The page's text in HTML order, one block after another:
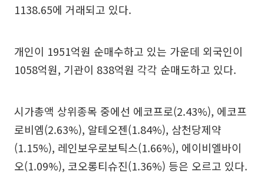
1138.65에 거래되고 있다.
개인이 1951억원 순매수하고 있는 가운데 외국인이
1058억원, 기관이 838억원 각각 순매도하고 있다.
시가총액 상위종목 중에선 에코프로(2.43%), 에코프
로비엠(2.63%), 알테오젠(1.84%), 삼천당제약
(1.15%), 레인보우로보틱스(1.66%), 에이비엘바이
오(1.09%), 코오롱티슈진(1.36%) 등은 오르고 있다.